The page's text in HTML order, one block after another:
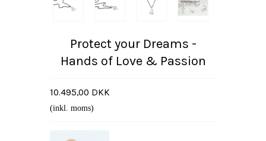
Protect your Dreams -
Hands of Love & Passion
10.495,00 DKK
(inkl. moms)